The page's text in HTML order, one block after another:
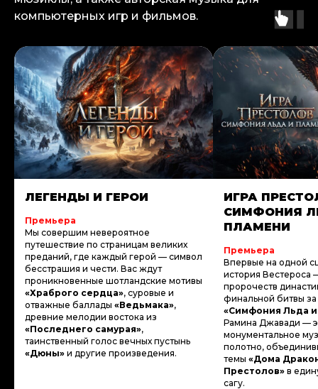
компьютерных игр и фильмов.
ЛЕГЕНДЫ И ГЕРОИ
Премьера
Мы совершим невероятное
путешествие по страницам великих
преданий, где каждый герой — символ
бесстрашия и чести. Вас ждут
проникновенные шотландские мотивы
«Храброго сердца», суровые и
отважные баллады «Ведьмака»,
древние мелодии востока из
«Последнего самурая»,
таинственный голос вечных пустынь
«Дюны» и другие произведения.
ИГРА
СИМФОНИЯ
ПЛАМЕНИ
Премьера
Впервые на одной
история Вестероса
пророчеств
финальной битвы
«Симфония Льда
Рамина Джавади —
монументальное
полотно,
темы «Дома
Престолов» в
сагу.